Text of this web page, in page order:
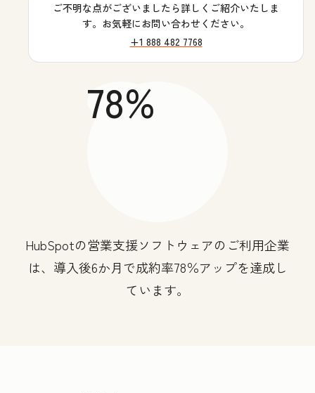
ご不明な点がございましたら詳しくご紹介いたしま
す。お気軽にお問い合わせください。
+1 888 482 7768
78%
HubSpotの営業支援ソフトウェアのご利用企業
は、導入後6か月で成約率78％アップを達成し
ています。